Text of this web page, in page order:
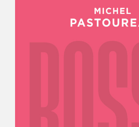
EVENTI
NEWS